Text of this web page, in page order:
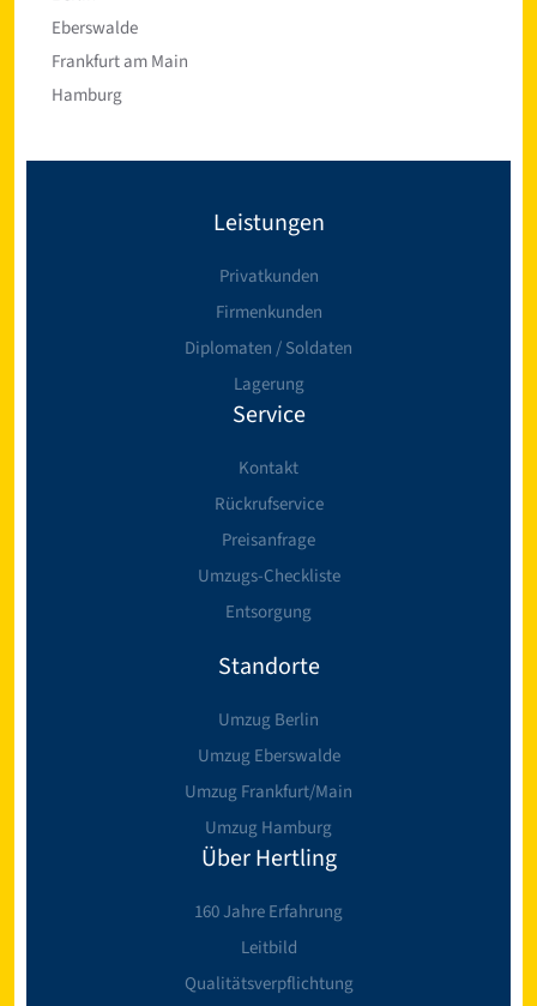
Eberswalde
Frankfurt am Main
Hamburg
Leistungen
Privatkunden
Firmenkunden
Diplomaten / Soldaten
Lagerung
Service
Kontakt
Rückrufservice
Preisanfrage
Umzugs-Checkliste
Entsorgung
Standorte
Umzug Berlin
Umzug Eberswalde
Umzug Frankfurt/Main
Umzug Hamburg
Über Hertling
160 Jahre Erfahrung
Leitbild
Qualitätsverpflichtung